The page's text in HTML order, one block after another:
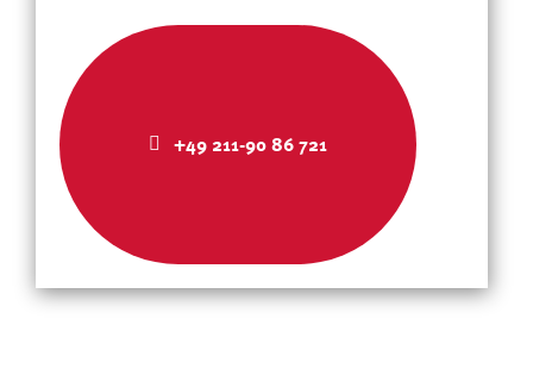
+49 211-90 86 721